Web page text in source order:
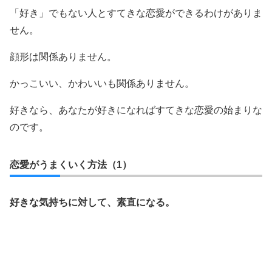
「好き」でもない人とすてきな恋愛ができるわけがありま
せん。
顔形は関係ありません。
かっこいい、かわいいも関係ありません。
好きなら、あなたが好きになればすてきな恋愛の始まりな
のです。
恋愛がうまくいく方法（1）
好きな気持ちに対して、素直になる。